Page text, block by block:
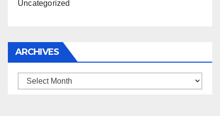
Uncategorized
ARCHIVES
Archives